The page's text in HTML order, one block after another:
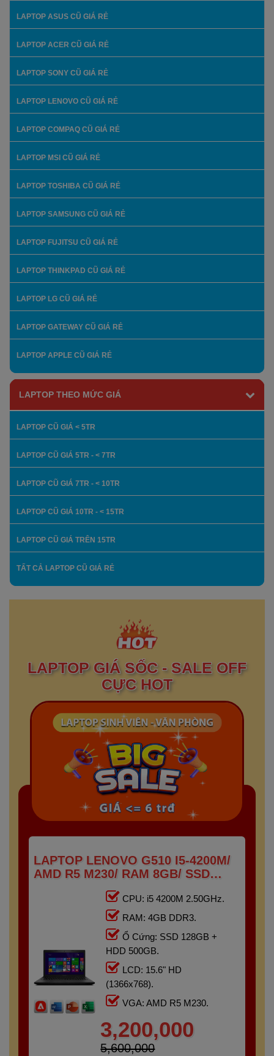
LAPTOP ASUS CŨ GIÁ RẺ
LAPTOP ACER CŨ GIÁ RẺ
LAPTOP SONY CŨ GIÁ RẺ
LAPTOP LENOVO CŨ GIÁ RẺ
LAPTOP COMPAQ CŨ GIÁ RẺ
LAPTOP MSI CŨ GIÁ RẺ
LAPTOP TOSHIBA CŨ GIÁ RẺ
LAPTOP SAMSUNG CŨ GIÁ RẺ
LAPTOP FUJITSU CŨ GIÁ RẺ
LAPTOP THINKPAD CŨ GIÁ RẺ
LAPTOP LG CŨ GIÁ RẺ
LAPTOP GATEWAY CŨ GIÁ RẺ
LAPTOP APPLE CŨ GIÁ RẺ
LAPTOP THEO MỨC GIÁ
LAPTOP CŨ GIÁ < 5TR
LAPTOP CŨ GIÁ 5TR - < 7TR
LAPTOP CŨ GIÁ 7TR - < 10TR
LAPTOP CŨ GIÁ 10TR - < 15TR
LAPTOP CŨ GIÁ TRÊN 15TR
TẤT CẢ LAPTOP CŨ GIÁ RẺ
LAPTOP GIÁ SỐC - SALE OFF
CỰC HOT
LAPTOP LENOVO G510 I5-4200M/
AMD R5 M230/ RAM 8GB/ SSD
128GB + HDD 500GB/ 15.6" HD
CPU: i5 4200M 2.50GHz.
RAM: 4GB DDR3.
Ổ Cứng: SSD 128GB +
HDD 500GB.
LCD: 15.6" HD
(1366x768).
VGA: AMD R5 M230.
3,200,000
5,600,000